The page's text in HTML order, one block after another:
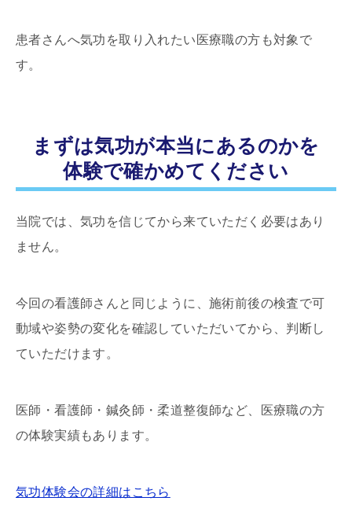
患者さんへ気功を取り入れたい医療職の方も対象で
す。
まずは気功が本当にあるのかを
体験で確かめてください
当院では、気功を信じてから来ていただく必要はあり
ません。
今回の看護師さんと同じように、施術前後の検査で可
動域や姿勢の変化を確認していただいてから、判断し
ていただけます。
医師・看護師・鍼灸師・柔道整復師など、医療職の方
の体験実績もあります。
気功体験会の詳細はこちら